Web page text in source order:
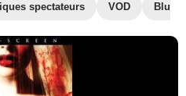
spectateurs VOD Blu-